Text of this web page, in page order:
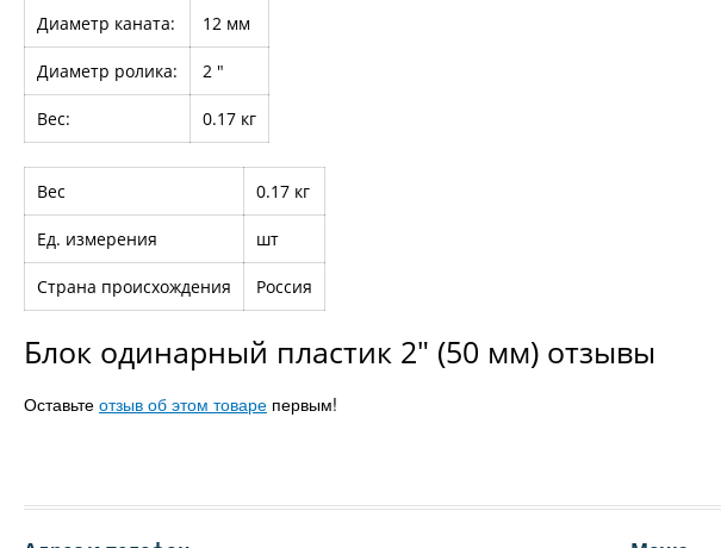
Диаметр каната: 12 мм
Диаметр ролика: 2 "
Вес: 0.17 кг
Вес 0.17 кг
Ед. измерения шт
Страна происхождения Россия
Блок одинарный пластик 2" (50 мм) отзывы
Оставьте отзыв об этом товаре первым!